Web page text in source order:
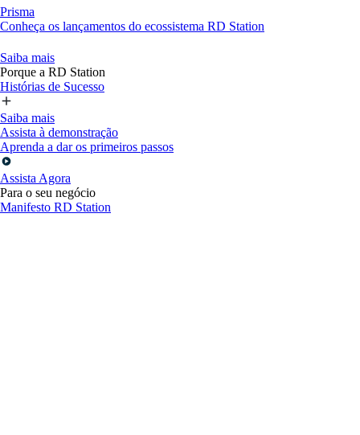
Prisma
Conheça os lançamentos do ecossistema RD Station
Saiba mais
Porque a RD Station
Histórias de Sucesso
Saiba mais
Assista à demonstração
Aprenda a dar os primeiros passos
Assista Agora
Para o seu negócio
Manifesto RD Station